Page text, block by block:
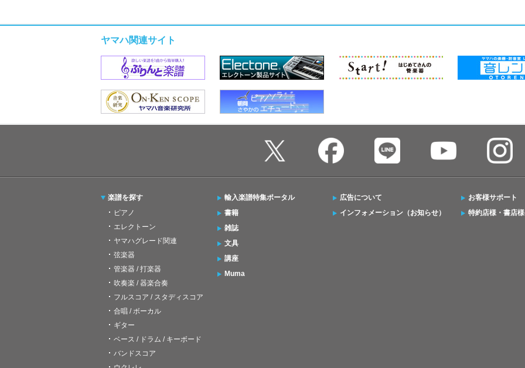
ヤマハ関連サイト
楽譜を探す
ピアノ
エレクトーン
ヤマハグレード関連
弦楽器
管楽器 / 打楽器
吹奏楽 / 器楽合奏
フルスコア / スタディスコア
合唱 / ボーカル
ギター
ベース / ドラム / キーボード
バンドスコア
輸入楽譜特集ポータル
書籍
雑誌
文具
講座
Muma
広告について
インフォメーション（お知らせ）
お客様サポート
特約店様・書店